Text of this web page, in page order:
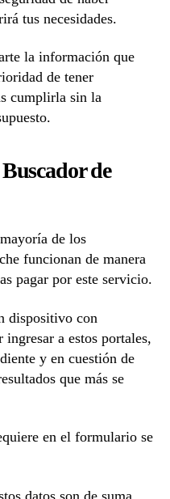
tus necesidades.
la información que
de tener
cumplirla sin la
de
de los
funcionan de manera
pagar por este servicio.
dispositivo con
a estos portales,
y en cuestión de
que más se
en el formulario se
datos son de suma